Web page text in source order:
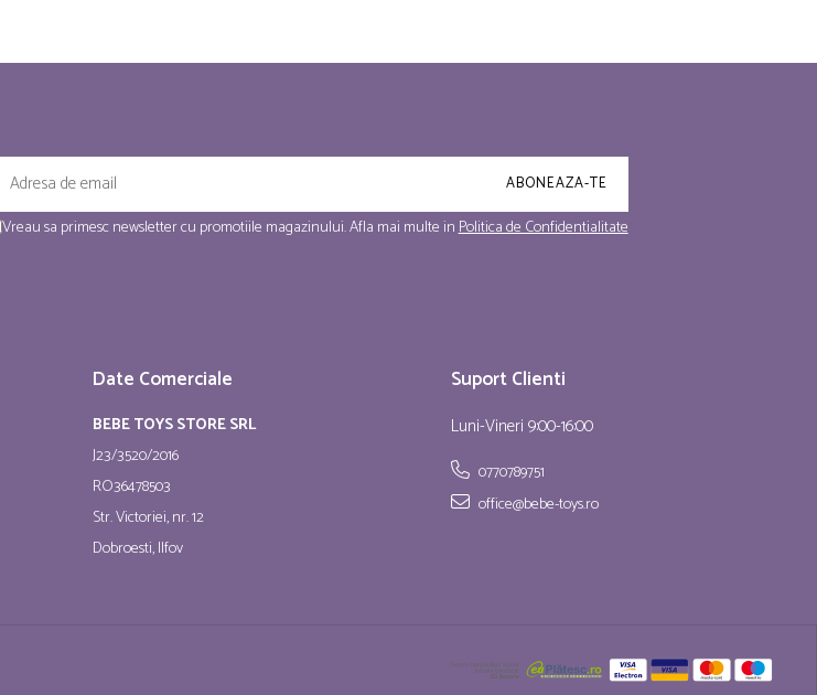
Vreau sa primesc newsletter cu promotiile magazinului. Afla mai multe inPolitica de Confidentialitate
Date Comerciale
BEBE TOYS STORE SRL
J23/3520/2016
RO36478503
Str. Victoriei, nr. 12
Dobroesti, Ilfov
Suport Clienti
Luni-Vineri 9:00-16:00
0770789751
office@bebe-toys.ro